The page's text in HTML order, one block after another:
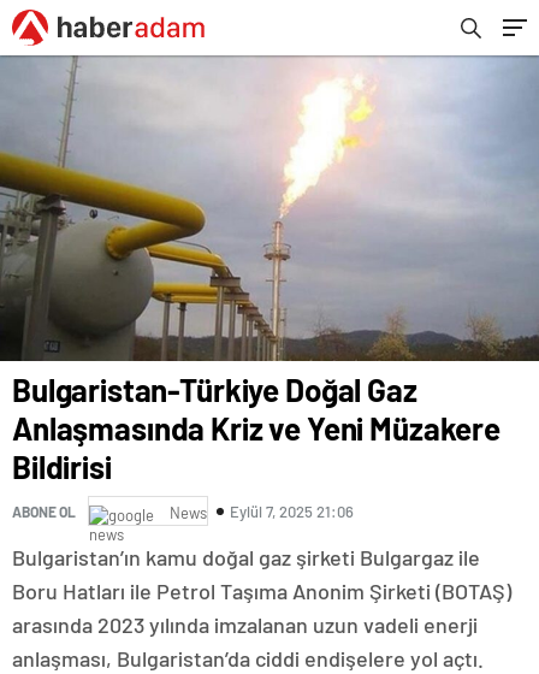
Bulgaristan-Türkiye Doğal Gaz
Anlaşmasında Kriz ve Yeni Müzakere
Bildirisi
ABONE OL News Eylül 7, 2025 21:06
Bulgaristan’ın kamu doğal gaz şirketi Bulgargaz ile
Boru Hatları ile Petrol Taşıma Anonim Şirketi (BOTAŞ)
arasında 2023 yılında imzalanan uzun vadeli enerji
anlaşması, Bulgaristan’da ciddi endişelere yol açtı.